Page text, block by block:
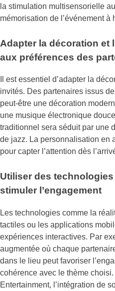
la stimulation multisensorielle
mémorisation de l’événement à
Adapter la décoration et
aux préférences des
Il est essentiel d’adapter la
invités. Des partenaires issus
peut-être une décoration
une musique électronique
traditionnel sera séduit par une
de jazz. La personnalisation en
pour capter l’attention dès
Utiliser des
stimuler l’engagement
Les technologies comme la
tactiles ou les applications
expériences interactives. Par
augmentée où chaque
dans le lieu peut favoriser
cohérence avec le thème
Entertainment, l’intégration de